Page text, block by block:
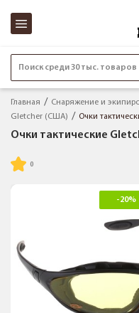
Поиск среди 30 тыс. товаров
Главная Снаряжение и
Gletcher (США)
Очки
Очки тактические
-20%